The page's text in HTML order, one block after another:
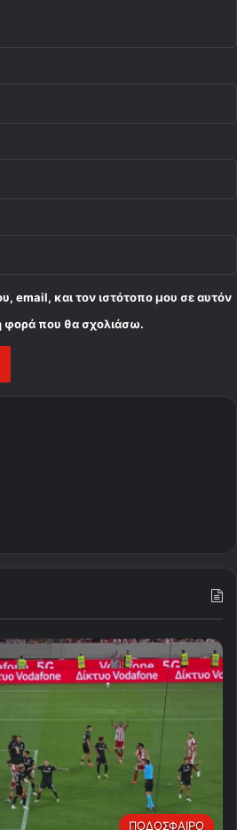
email, και τον ιστότοπο μου σε αυτόν
φορά που θα σχολιάσω.
ΠΟΔΟΣΦΑΙΡΟ